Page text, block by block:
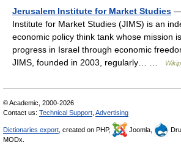
Jerusalem Institute for Market Studies —
Institute for Market Studies (JIMS) is an
economic policy think tank whose mission
progress in Israel through economic
JIMS, founded in 2003, regularly… …
© Academic, 2000-2026
Contact us: Technical Support Advertising
Dictionaries export , created on PHP, Joomla,
MODx.